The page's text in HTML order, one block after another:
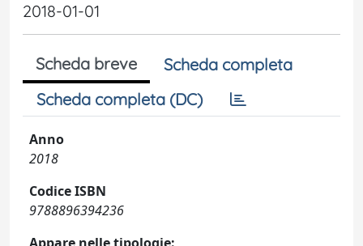
2018-01-01
Scheda breve
Scheda completa
Scheda completa (DC)
Anno
2018
Codice ISBN
9788896394236